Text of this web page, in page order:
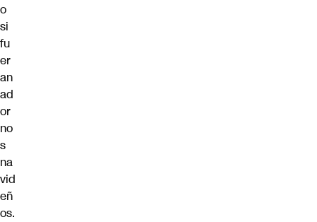
o
si
fu
er
an
ad
or
no
s
na
vid
eñ
os.